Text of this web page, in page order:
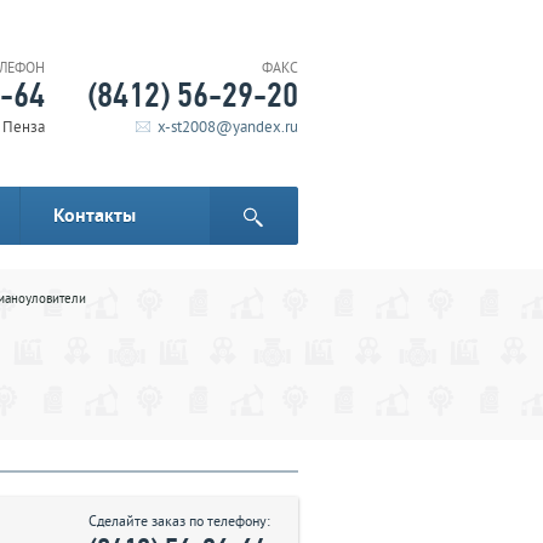
ФАКС
(8412) 56-29-20
x-st2008@yandex.ru
64
Пенза
Контакты
Сделайте заказ по телефону: